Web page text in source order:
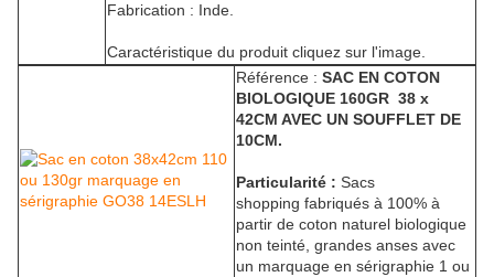
Fabrication : Inde.
Caractéristique du produit cliquez sur l'image.
Référence : SAC EN COTON
BIOLOGIQUE 160GR 38 x
42CM AVEC UN SOUFFLET DE
10CM.
Particularité : Sacs
shopping fabriqués à 100% à
partir de coton naturel biologique
non teinté, grandes anses avec
un marquage en sérigraphie 1 ou